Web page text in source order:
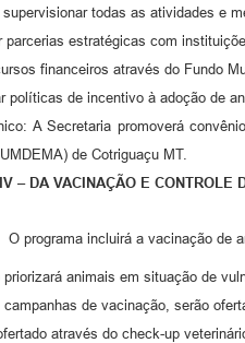
supervisionar todas as atividades e
parcerias estratégicas com
financeiros através do Fundo
políticas de incentivo à adoção de
A Secretaria promoverá
de Cotriguaçu MT.
– DA VACINAÇÃO E CONTROLE
O programa incluirá a vacinação de
animais em situação de
campanhas de vacinação, serão
através do check-up